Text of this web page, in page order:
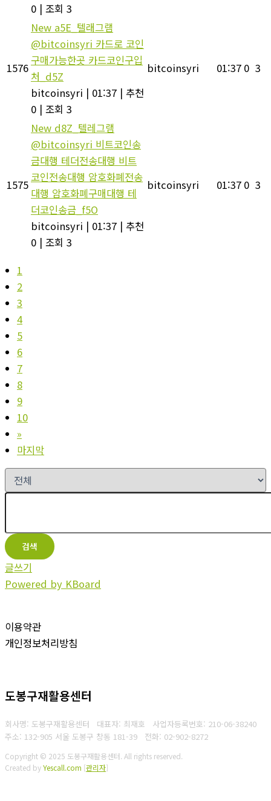
0 | 조회 3
1576
New a5E_텔래그램
@bitcoinsyri 카드로 코인
구매가능한곳 카드코인구입
처_d5Z
bitcoinsyri | 01:37 | 추천
0 | 조회 3
bitcoinsyri 01:37 0 3
1575
New d8Z_텔레그램
@bitcoinsyri 비트코인송
금대행 테더전송대행 비트
코인전송대행 암호화폐전송
대행 암호화폐구매대행 테
더코인송금_f5O
bitcoinsyri | 01:37 | 추천
0 | 조회 3
bitcoinsyri 01:37 0 3
1
2
3
4
5
6
7
8
9
10
»
마지막
검색
글쓰기
Powered by KBoard
이용약관
개인정보처리방침
도봉구재활용센터
회사명: 도봉구재활용센터 대표자: 최재호 사업자등록번호: 210-06-38240
주소: 132-905 서울 도봉구 창동 181-39 전화: 02-902-8272
Copyright © 2025 도봉구재활용센터. All rights reserved.
Created byYescall.com [관리자]